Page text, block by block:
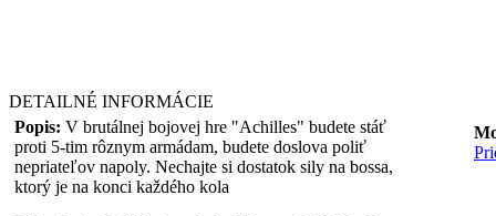
DETAILNÉ INFORMÁCIE
Popis: V brutálnej bojovej hre "Achilles" budete stáť
proti 5-tim rôznym armádam, budete doslova poliť
nepriateľov napoly. Nechajte si dostatok sily na bossa,
ktorý je na konci každého kola